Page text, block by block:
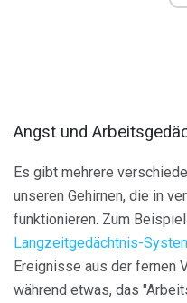
Angst und
Es gibt mehrere
unseren Gehirnen, die in
funktionieren. Zum
Langzeitgedächtnis-
Ereignisse aus der fernen
während etwas, das